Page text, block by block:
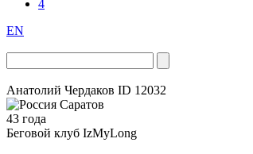
4
EN
Анатолий Чердаков ID 12032
Саратов
43 года
Беговой клуб IzMyLong